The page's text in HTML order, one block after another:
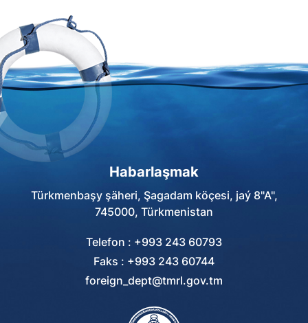
Habarlaşmak
Türkmenbaşy şäheri, Şagadam köçesi, jaý 8"A",
745000, Türkmenistan
Telefon : +993 243 60793
Faks : +993 243 60744
foreign_dept@tmrl.gov.tm